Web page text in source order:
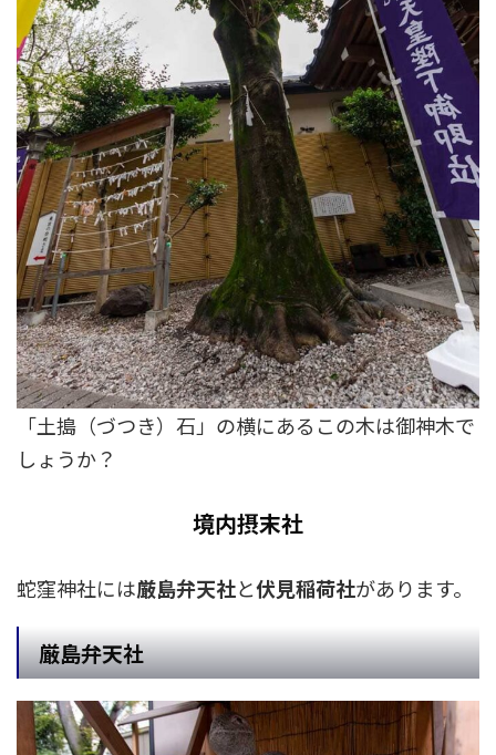
「土搗（づつき）石」の横にあるこの木は御神木で
しょうか？
境内摂末社
蛇窪神社には厳島弁天社と伏見稲荷社があります。
厳島弁天社